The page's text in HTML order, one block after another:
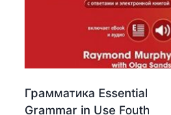
Грамматика Essential
Grammar in Use Fouth